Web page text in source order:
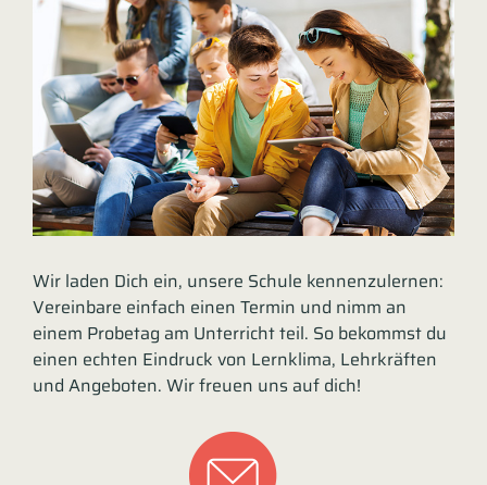
Wir laden Dich ein, unsere Schule kennenzulernen:
Vereinbare einfach einen Termin und nimm an
einem Probetag am Unterricht teil. So bekommst du
einen echten Eindruck von Lernklima, Lehrkräften
und Angeboten. Wir freuen uns auf dich!